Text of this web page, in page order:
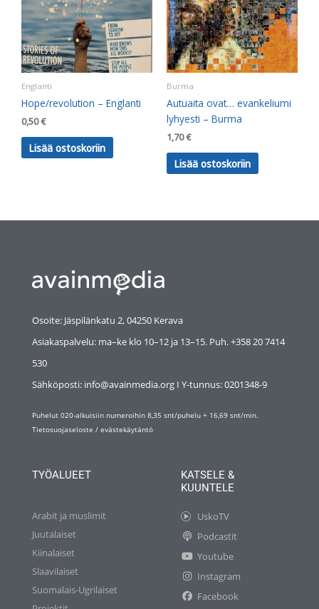
Englanti
Hope/revolution – Englanti
0,50€
Lisää ostoskoriin
Burma
Autuaita ovat… evankeliumi
lyhyesti – Burma
1,70€
Lisää ostoskoriin
Osoite: Jäspilänkatu 2, 04250 Kerava
Asiakaspalvelu: ma–ke klo 10–12 ja 13–15. Puh. +358 20 7414
530
Sähköposti: info@avainmedia.org I Y-tunnus:0201348-9
Puhelut 020-alkuisiin numeroihin 8,35 snt/puhelu + 16,69 snt/min.
Tietosuojaseloste / evästekäytäntö
TYÖALUEET
Arabit ja muslimit
Juutalaiset
Kiinalaiset
Slaavilaiset
Suomalais-Ugrilaiset
KATSELE &
KUUNTELE
UskoTV
Podcastit
Youtube
Instagram
Facebook